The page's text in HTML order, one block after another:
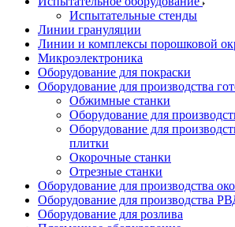
Испытательные стенды
Линии грануляции
Линии и комплексы порошковой
Микроэлектроника
Оборудование для покраски
Оборудование для производства
Обжимные станки
Оборудование для
Оборудование для
плитки
Окорочные станки
Отрезные станки
Оборудование для производства
Оборудование для производства
Оборудование для розлива